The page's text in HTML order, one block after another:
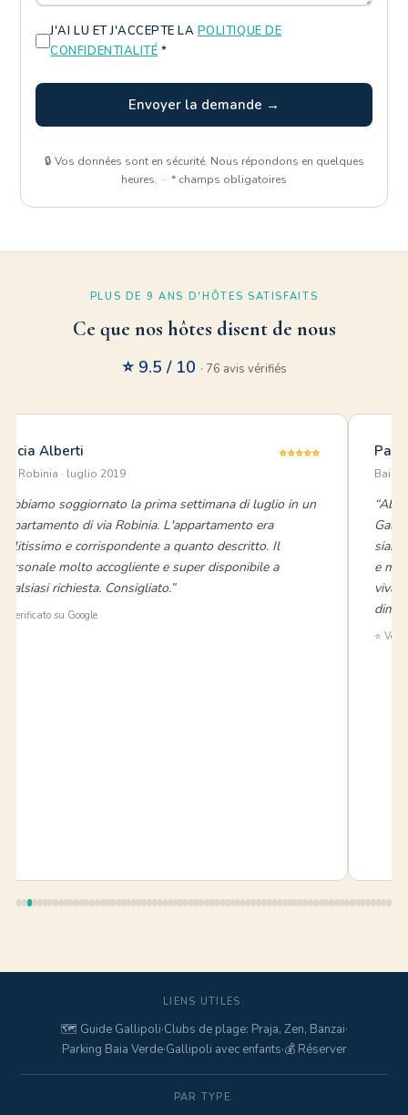
J'AI LU ET J'ACCEPTE LA POLITIQUE DE
CONFIDENTIALITÉ *
Envoyer la demande →
🔒 Vos données sont en sécurité. Nous répondons en quelques
heures. · * champs obligatoires
PLUS DE 9 ANS D'HÔTES SATISFAITS
Ce que nos hôtes disent de nous
⭐ 9.5 / 10 · 76 avis vérifiés
Alicia Alberti
Via Robinia · luglio 2019
⭐⭐⭐⭐⭐
“Abbiamo soggiornato la prima settimana di luglio in un
appartamento di via Robinia. L'appartamento era
pulitissimo e corrispondente a quanto descritto. Il
personale molto accogliente e super disponibile a
qualsiasi richiesta. Consigliato.”
⭐ Verificato su Google
Baia
e
⭐
LIENS UTILES.
🗺️ Guide Gallipoli·Clubs de plage: Praja, Zen, Banzai·
Parking Baia Verde·Gallipoli avec enfants·💰 Réserver
PAR TYPE.